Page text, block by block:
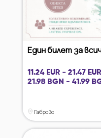
Един билет за
11.24 EUR - 21.47 EUR
21.98 BGN - 41.99
Габрово